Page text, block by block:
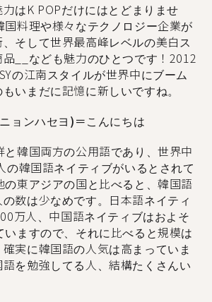
はK POPだけにはとどまりませ
国料理や様々なテクノロジー企業が
そして世界最高峰レベルの美白ス
__なども魅力のひとつです！2012
の江南スタイルが世界中にブーム
いまだに記憶に新しいですね。
ョンハセヨ)＝こんにちは
と韓国両方の公用語であり、世界中
の韓国語ネイティブがいるとされて
の東アジアの国と比べると、韓国語
数は少なめです。日本語ネイティ
万人、中国語ネイティブはおよそ
ますので、それに比べると規模は
実に韓国語の人気は高まっていま
を勉強してる人、結構たくさんい